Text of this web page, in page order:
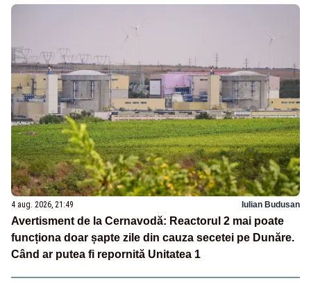
4 aug. 2026, 21:49 Iulian Budusan
Avertisment de la Cernavodă: Reactorul 2 mai poate
funcționa doar șapte zile din cauza secetei pe Dunăre.
Când ar putea fi repornită Unitatea 1